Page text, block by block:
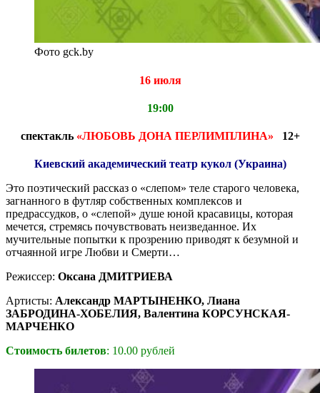
Фото gck.by
16 июля
19:00
спектакль«ЛЮБОВЬ ДОНА ПЕРЛИМПЛИНА» 12+
Киевский академический театр кукол (Украина)
Это поэтический рассказ о «слепом» теле старого человека,
загнанного в футляр собственных комплексов и
предрассудков, о «слепой» душе юной красавицы, которая
мечется, стремясь почувствовать неизведанное. Их
мучительные попытки к прозрению приводят к безумной и
отчаянной игре Любви и Смерти…
Режиссер: Оксана ДМИТРИЕВА
Артисты: Александр МАРТЫНЕНКО, Лиана
ЗАБРОДИНА-ХОБЕЛИЯ, Валентина КОРСУНСКАЯ-
МАРЧЕНКО
Стоимость билетов: 10.00 рублей